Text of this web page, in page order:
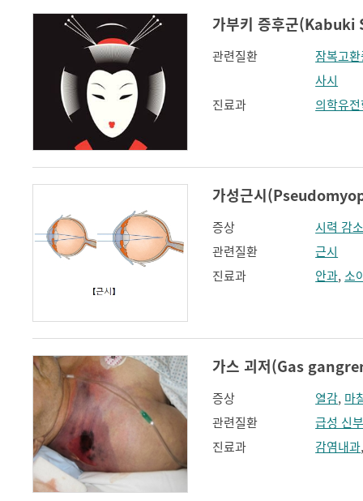
가부키 증후군
관련질환
잠복고
사시
진료과
의학유
가성근시
증상
시력 감
관련질환
근시
진료과
안과,소
가스 괴저(Gas
증상 열감, 마
관련질환
급성 신
진료과
감염내과